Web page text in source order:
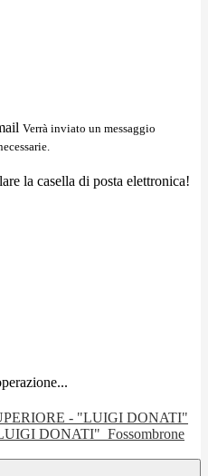
Verrà inviato un messaggio
la casella di posta elettronica!
DONATI" Fossombrone